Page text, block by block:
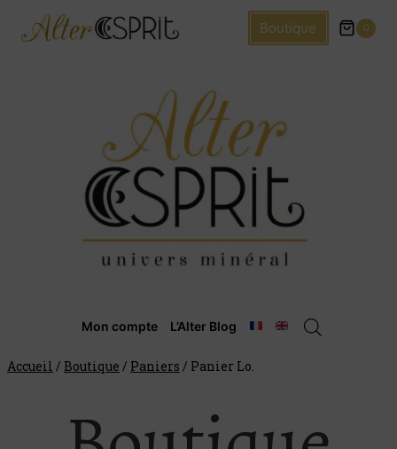
Boutique 0
Mon compte L’Alter Blog
Accueil / Boutique / Paniers / Panier Lo.